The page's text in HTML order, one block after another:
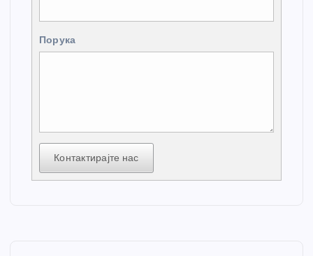
Порука
Контактирајте нас